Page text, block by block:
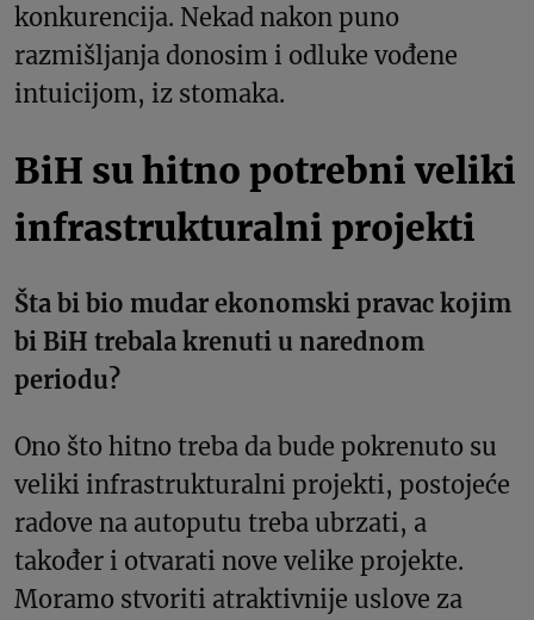
konkurencija. Nekad nakon puno
razmišljanja donosim i odluke vođene
intuicijom, iz stomaka.
BiH su hitno potrebni veliki
infrastrukturalni projekti
Šta bi bio mudar ekonomski pravac kojim
bi BiH trebala krenuti u narednom
periodu?
Ono što hitno treba da bude pokrenuto su
veliki infrastrukturalni projekti, postojeće
radove na autoputu treba ubrzati, a
također i otvarati nove velike projekte.
Moramo stvoriti atraktivnije uslove za